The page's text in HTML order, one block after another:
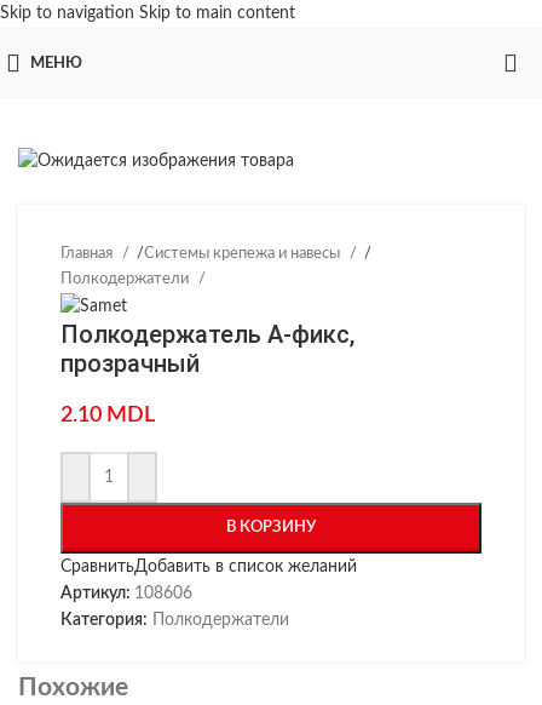
Skip to navigation Skip to main content
МЕНЮ
Главная /Системы крепежа и навесы
/
Полкодержатели
Полкодержатель А-фикс,
прозрачный
2.10 MDL
В КОРЗИНУ
СравнитьДобавить в список желаний
Артикул: 108606
Категория:
Полкодержатели
Похожие